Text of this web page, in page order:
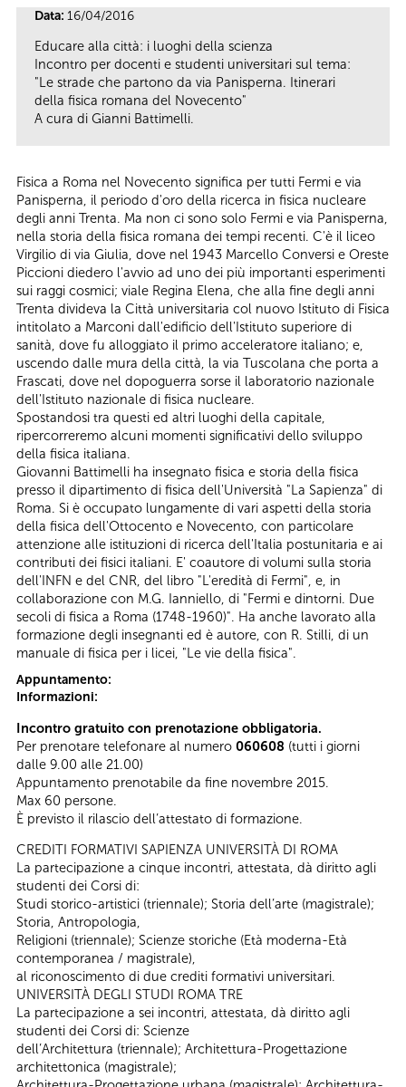
Data: 16/04/2016
Educare alla città: i luoghi della scienza
Incontro per docenti e studenti universitari sul tema:
"Le strade che partono da via Panisperna. Itinerari
della fisica romana del Novecento"
A cura di Gianni Battimelli.
Fisica a Roma nel Novecento significa per tutti Fermi e via
Panisperna, il periodo d'oro della ricerca in fisica nucleare
degli anni Trenta. Ma non ci sono solo Fermi e via Panisperna,
nella storia della fisica romana dei tempi recenti. C'è il liceo
Virgilio di via Giulia, dove nel 1943 Marcello Conversi e Oreste
Piccioni diedero l'avvio ad uno dei più importanti esperimenti
sui raggi cosmici; viale Regina Elena, che alla fine degli anni
Trenta divideva la Città universitaria col nuovo Istituto di Fisica
intitolato a Marconi dall'edificio dell'Istituto superiore di
sanità, dove fu alloggiato il primo acceleratore italiano; e,
uscendo dalle mura della città, la via Tuscolana che porta a
Frascati, dove nel dopoguerra sorse il laboratorio nazionale
dell'Istituto nazionale di fisica nucleare.
Spostandosi tra questi ed altri luoghi della capitale,
ripercorreremo alcuni momenti significativi dello sviluppo
della fisica italiana.
Giovanni Battimelli ha insegnato fisica e storia della fisica
presso il dipartimento di fisica dell'Università "La Sapienza" di
Roma. Si è occupato lungamente di vari aspetti della storia
della fisica dell'Ottocento e Novecento, con particolare
attenzione alle istituzioni di ricerca dell'Italia postunitaria e ai
contributi dei fisici italiani. E' coautore di volumi sulla storia
dell'INFN e del CNR, del libro "L'eredità di Fermi", e, in
collaborazione con M.G. Ianniello, di "Fermi e dintorni. Due
secoli di fisica a Roma (1748-1960)". Ha anche lavorato alla
formazione degli insegnanti ed è autore, con R. Stilli, di un
manuale di fisica per i licei, "Le vie della fisica".
Appuntamento:
Informazioni:
Incontro gratuito con prenotazione obbligatoria.
Per prenotare telefonare al numero 060608 (tutti i giorni
dalle 9.00 alle 21.00)
Appuntamento prenotabile da fine novembre 2015.
Max 60 persone.
È previsto il rilascio dell’attestato di formazione.
CREDITI FORMATIVI SAPIENZA UNIVERSITÀ DI ROMA
La partecipazione a cinque incontri, attestata, dà diritto agli
studenti dei Corsi di:
Studi storico-artistici (triennale); Storia dell’arte (magistrale);
Storia, Antropologia,
Religioni (triennale); Scienze storiche (Età moderna-Età
contemporanea / magistrale),
al riconoscimento di due crediti formativi universitari.
UNIVERSITÀ DEGLI STUDI ROMA TRE
La partecipazione a sei incontri, attestata, dà diritto agli
studenti dei Corsi di: Scienze
dell’Architettura (triennale); Architettura-Progettazione
architettonica (magistrale);